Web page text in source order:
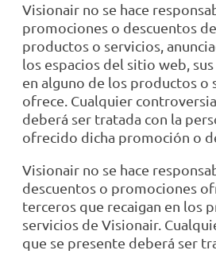
Visionair no se hace
promociones o descuentos
productos o servicios,
los espacios del sitio web,
en alguno de los productos o
ofrece. Cualquier
deberá ser tratada con la
ofrecido dicha promoción o
Visionair no se hace
descuentos o promociones
terceros que recaigan en los
servicios de Visionair.
que se presente deberá ser